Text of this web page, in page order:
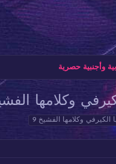
وأجنبية حصرية
وكلامها
وكلامها الفشيخ 9